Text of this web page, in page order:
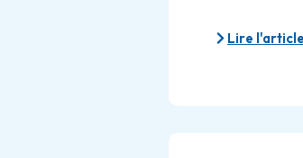
Lire l'article